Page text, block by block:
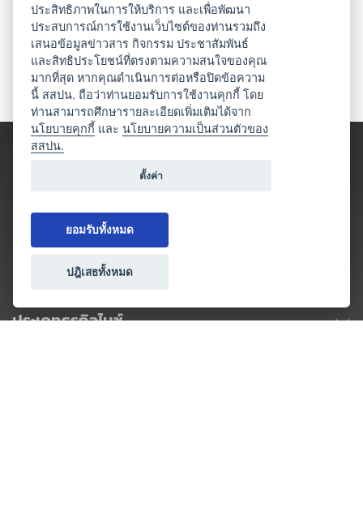
ประเภทธุรกิจไมซ์
ประสิทธิภาพในการให้บริการ และเพื่อพัฒนา
ประสบการณ์การใช้งานเว็บไซต์ของท่านรวมถึง
เสนอข้อมูลข่าวสาร กิจกรรม ประชาสัมพันธ์
และสิทธิประโยชน์ที่ตรงตามความสนใจของคุณ
มากที่สุด หากคุณดำเนินการต่อหรือปิดข้อความ
นี้ สสปน. ถือว่าท่านยอมรับการใช้งานคุกกี้ โดย
ท่านสามารถศึกษารายละเอียดเพิ่มเติมได้จาก
นโยบายคุกกี้ และนโยบายความเป็นส่วนตัวของ
สสปน.
ตั้งค่า
ยอมรับทั้งหมด
ปฎิเสธทั้งหมด